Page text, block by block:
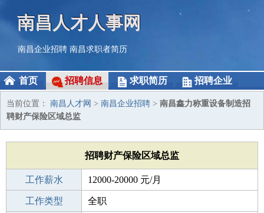
南昌人才人事网
南昌企业招聘 南昌求职者简历
首页 招聘信息 求职简历 招聘企业
当前位置： 南昌人才网 > 南昌企业招聘 > 南昌鑫力称重设备制造招
聘财产保险区域总监
招聘财产保险区域总监
工作薪水 12000-20000 元/月
招聘人数 1人
工作类型 全职